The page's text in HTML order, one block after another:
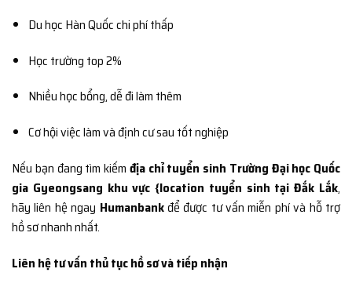
Du học Hàn Quốc chi phí thấp
Học trường top 2%
Nhiều học bổng, dễ đi làm thêm
Cơ hội việc làm và định cư sau tốt nghiệp
Nếu bạn đang tìm kiếm địa chỉ tuyển sinh Trường Đại học Quốc
gia Gyeongsang khu vực {location tuyển sinh tại Đắk Lắk,
hãy liên hệ ngay Humanbankđể được tư vấn miễn phí và hỗ trợ
hồ sơ nhanh nhất.
Liên hệ tư vấn thủ tục hồ sơ và tiếp nhận